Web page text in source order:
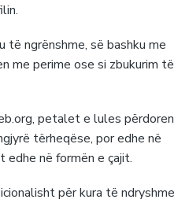
ngrënshme, së bashku me
me perime ose si zbukurim të
petalet e lules përdoren
tërheqëse, por edhe në
edhe në formën e çajit.
për kura të ndryshme